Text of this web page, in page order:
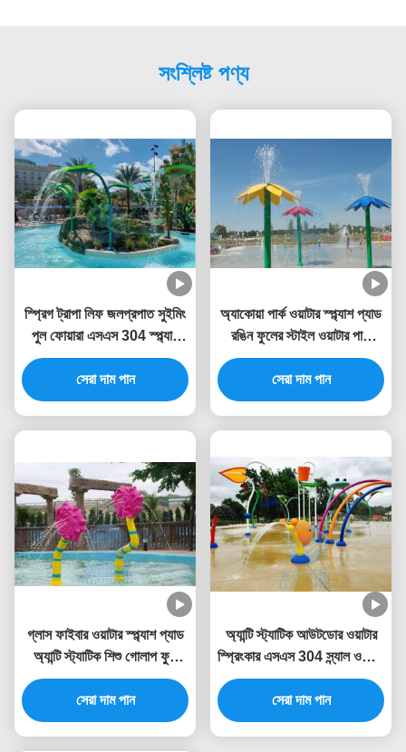
সংশ্লিষ্ট পণ্য
স্প্রিগ ট্রাপা লিফ জলপ্রপাত সুইমিং
পুল ফোয়ারা এসএস 304 স্প্ল্যাশ
পার্কের জন্য
সেরা দাম পান
অ্যাকোয়া পার্ক ওয়াটার স্প্ল্যাশ প্যাড
রঙিন ফুলের স্টাইল ওয়াটার পার্ক
ফোয়ারা 3.0 মিটার উচ্চতা
সেরা দাম পান
গ্লাস ফাইবার ওয়াটার স্প্ল্যাশ প্যাড
অ্যান্টি স্ট্যাটিক শিশু গোলাপ ফুল
ওয়াটার স্প্রে পার্ক
সেরা দাম পান
অ্যান্টি স্ট্যাটিক আউটডোর ওয়াটার
স্প্রিংকার এসএস 304 স্ন্যাল ওয়াটার
স্প্ল্যাশ খেলার মাঠ
সেরা দাম পান